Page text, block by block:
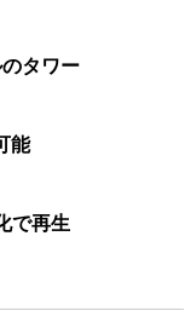
タワー
能
で再生